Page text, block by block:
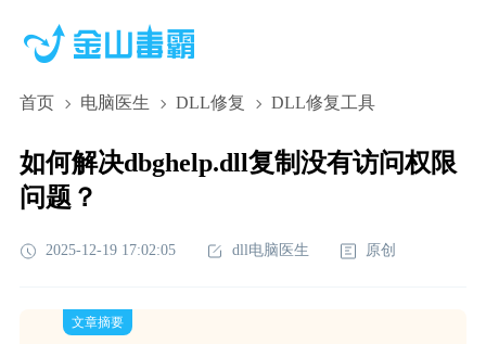
首页 电脑医生 DLL修复 DLL修复工具
如何解决dbghelp.dll复制没有访问权限
问题？
2025-12-19 17:02:05 dll电脑医生 原创
文章摘要